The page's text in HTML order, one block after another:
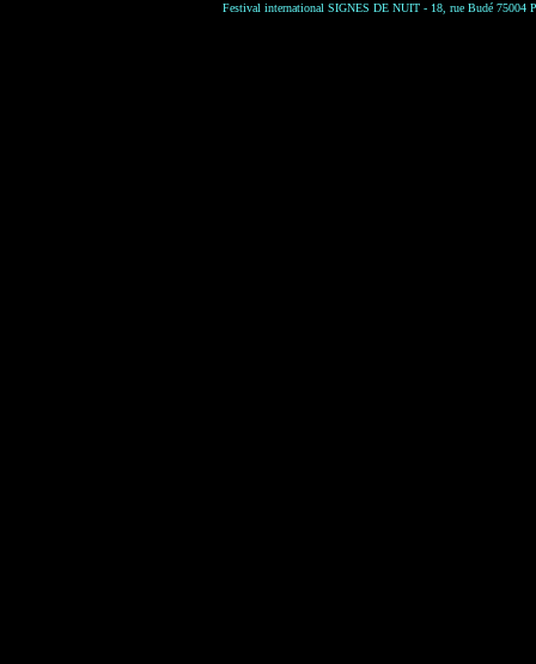
Festival international SIGNES DE NUIT - 18, rue Budé 75004